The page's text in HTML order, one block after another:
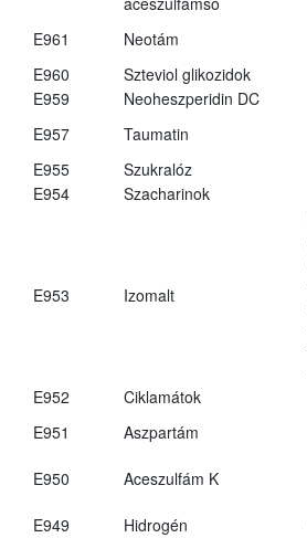
E961
Neotám
E960
Szteviol glikozidok
E959
Neoheszperidin DC
E957
Taumatin
E955
Szukralóz
E954
Szacharinok
E953 Izomalt
E952 Ciklamátok
E951
Aszpartám
E950
Aceszulfám K
E949
Hidrogén